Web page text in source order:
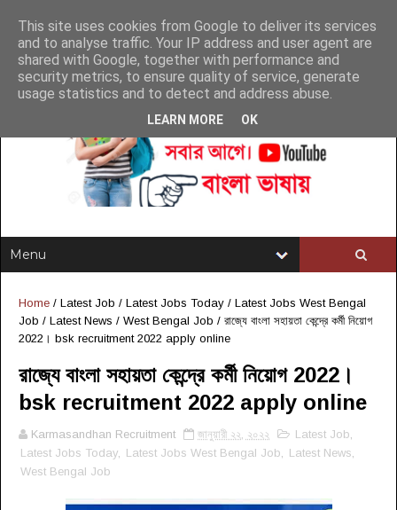
Home / Latest Job / Latest Jobs Today / Latest Jobs West Bengal
Job / Latest News / West Bengal Job / রাজ্যে বাংলা সহায়তা কেন্দ্রে কর্মী নিয়োগ
2022। bsk recruitment 2022 apply online
রাজ্যে বাংলা সহায়তা কেন্দ্রে কর্মী নিয়োগ 2022।
bsk recruitment 2022 apply online
Karmasandhan Recruitment জানুয়ারী ২২, ২০২২ Latest Job
Latest Jobs Today
Latest Jobs West Bengal Job Latest News
West Bengal Job
This site uses cookies from Google to deliver its services
and to analyse traffic. Your IP address and user agent are
shared with Google, together with performance and
security metrics, to ensure quality of service, generate
usage statistics and to detect and address abuse.
LEARN MORE OK